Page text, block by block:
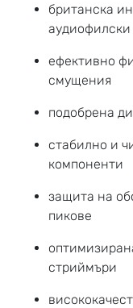
британска
ефективно
смущения
подобрена
стабилно и
компоненти
защита на
пикове
стриймъри